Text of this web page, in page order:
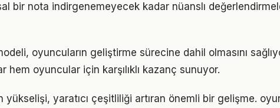
bir nota indirgenemeyecek kadar nüanslı
oyuncuların geliştirme sürecine dahil olmasını
hem oyuncular için karşılıklı kazanç sunuyor.
yükselişi, yaratıcı çeşitliliği artıran önemli bir gelişme.